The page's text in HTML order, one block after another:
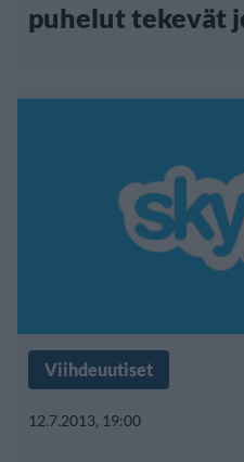
puhelut tekevät
Viihdeuutiset
12.7.2013, 19:00